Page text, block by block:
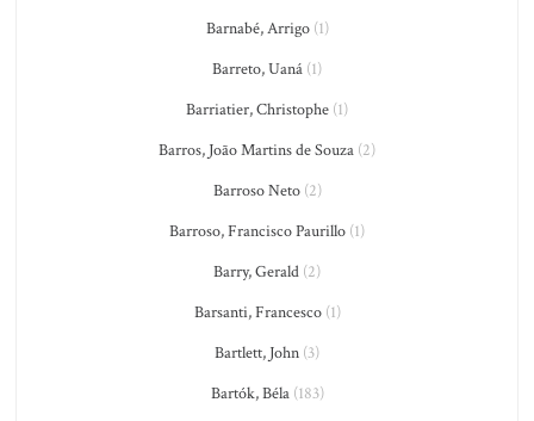
Barnabé, Arrigo(1)
Barreto, Uaná (1)
Barriatier, Christophe (1)
Barros, João Martins de Souza (2)
Barroso Neto(2)
Barroso, Francisco Paurillo (1)
Barry, Gerald (2)
Barsanti, Francesco(1)
Bartlett, John (3)
Bartók, Béla(183)